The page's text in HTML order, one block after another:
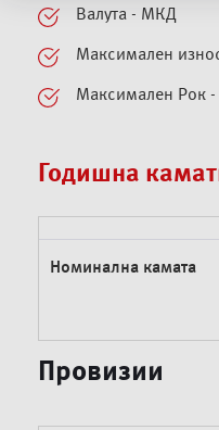
Валута - МКД
Максимален
Максимален Рок -
Годишна
Номинална камата
Провизии